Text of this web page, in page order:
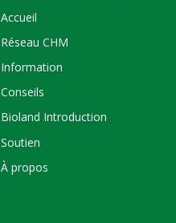
Accueil
Réseau CHM
Information
Conseils
Bioland Introduction
Soutien
À propos